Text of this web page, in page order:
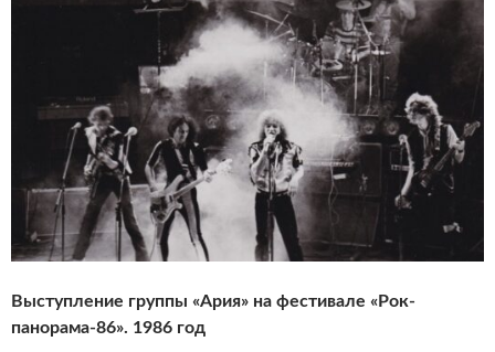
Выступление группы «Ария» на фестивале «Рок-
панорама-86». 1986 год